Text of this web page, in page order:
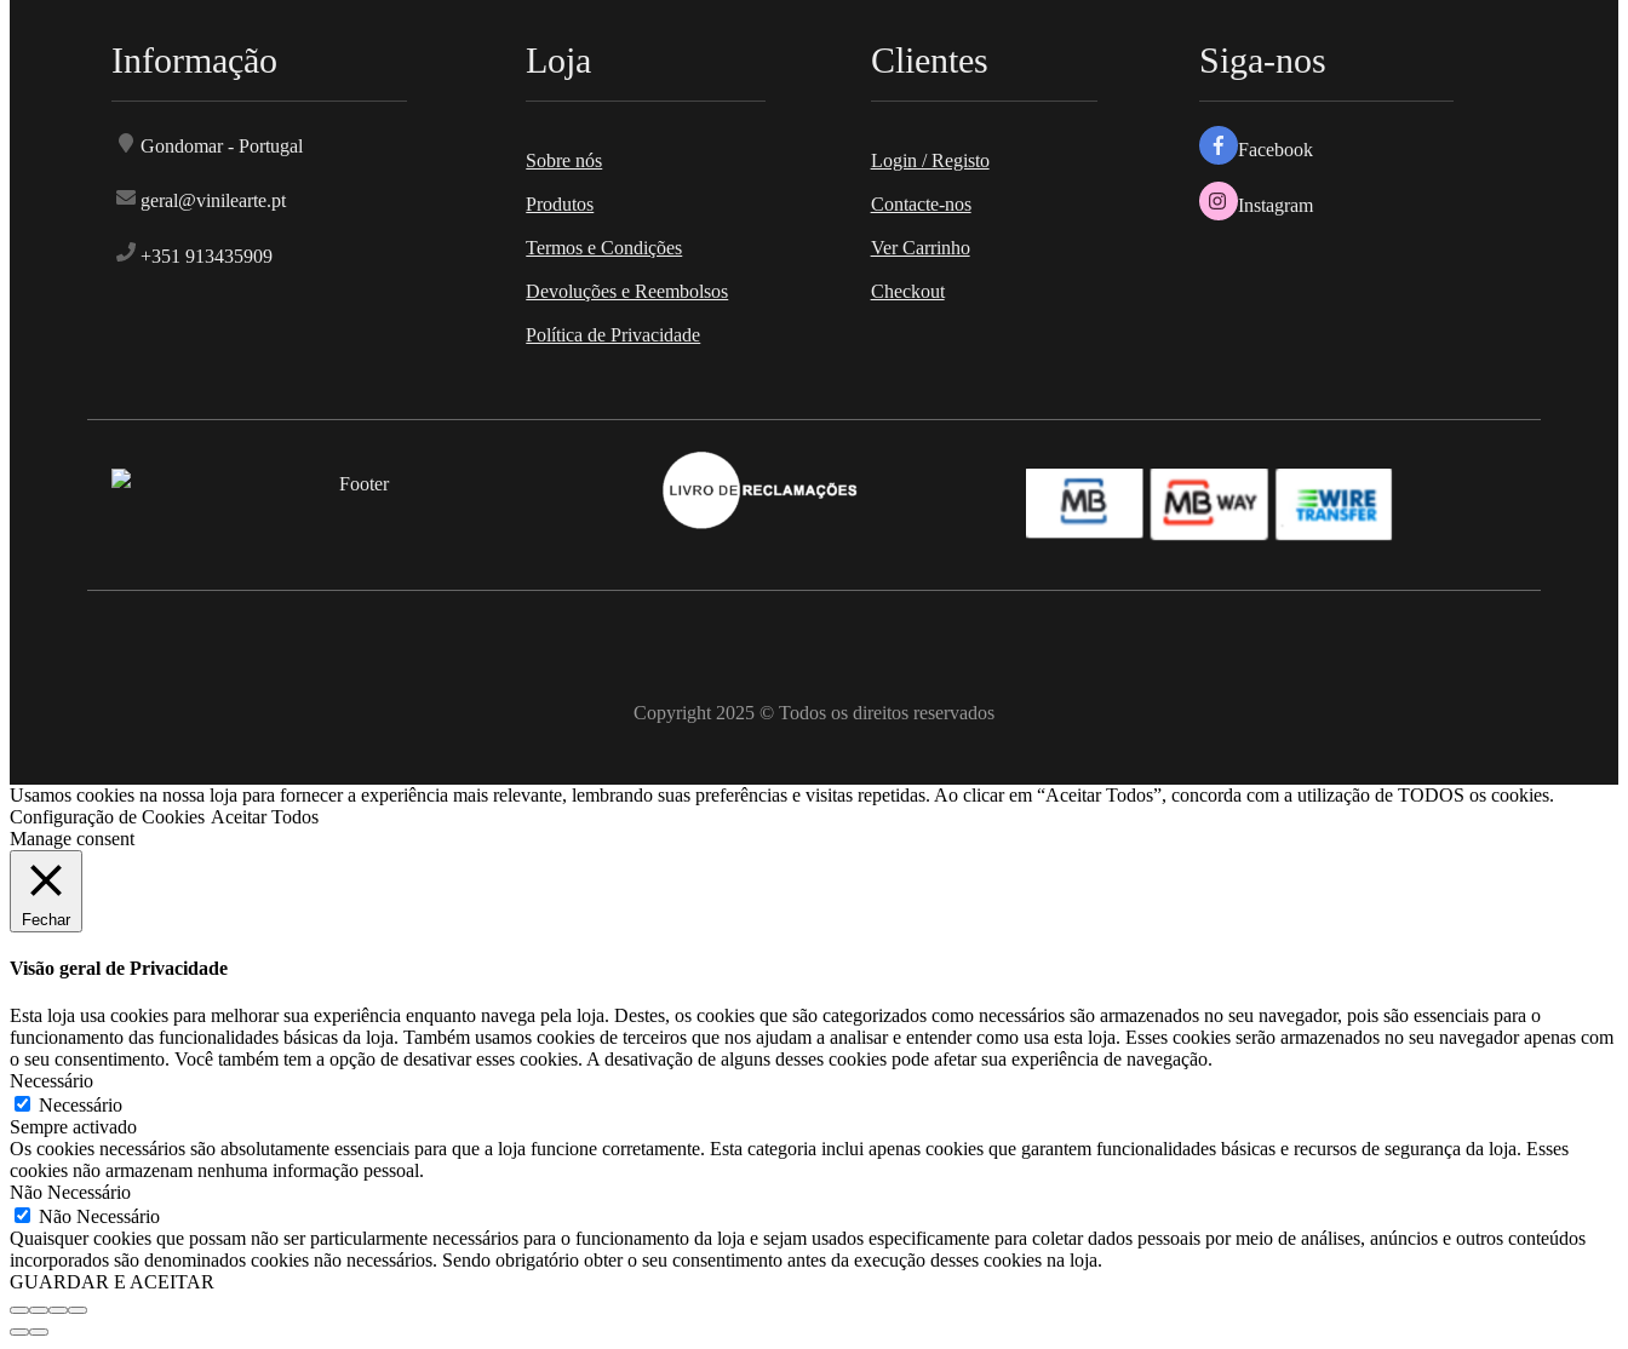
Informação
Gondomar - Portugal
geral@vinilearte.pt
+351 913435909
Loja
Sobre nós
Produtos
Termos e Condições
Devoluções e Reembolsos
Política de Privacidade
Clientes
Login / Registo
Contacte-nos
Ver Carrinho
Checkout
Siga-nos
Facebook
Instagram
Copyright 2025 © Todos os direitos reservados
Usamos cookies na nossa loja para fornecer a experiência mais relevante, lembrando suas preferências e visitas repetidas. Ao clicar em “Aceitar Todos”, concorda com a utilização de TODOS os cookies.
Configuração de Cookies Aceitar Todos
Manage consent
Fechar
Visão geral de Privacidade
Esta loja usa cookies para melhorar sua experiência enquanto navega pela loja. Destes, os cookies que são categorizados como necessários são armazenados no seu navegador, pois são essenciais para o
funcionamento das funcionalidades básicas da loja. Também usamos cookies de terceiros que nos ajudam a analisar e entender como usa esta loja. Esses cookies serão armazenados no seu navegador apenas com
o seu consentimento. Você também tem a opção de desativar esses cookies. A desativação de alguns desses cookies pode afetar sua experiência de navegação.
Necessário
Necessário
Sempre activado
Os cookies necessários são absolutamente essenciais para que a loja funcione corretamente. Esta categoria inclui apenas cookies que garantem funcionalidades básicas e recursos de segurança da loja. Esses
cookies não armazenam nenhuma informação pessoal.
Não Necessário
Não Necessário
Quaisquer cookies que possam não ser particularmente necessários para o funcionamento da loja e sejam usados especificamente para coletar dados pessoais por meio de análises, anúncios e outros conteúdos
incorporados são denominados cookies não necessários. Sendo obrigatório obter o seu consentimento antes da execução desses cookies na loja.
GUARDAR E ACEITAR